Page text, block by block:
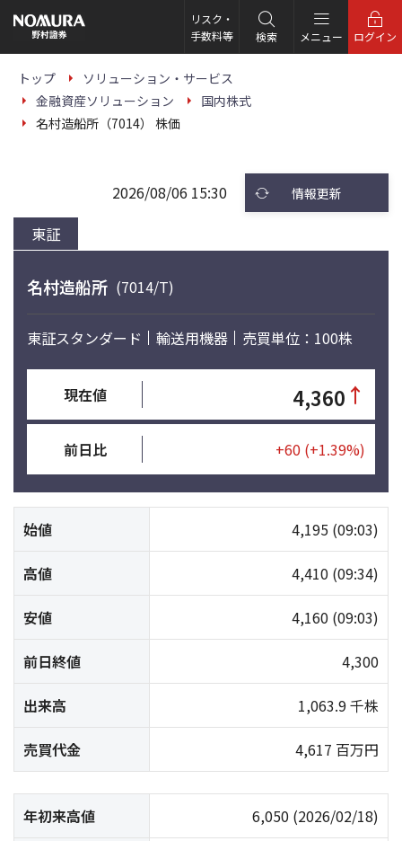
の
ー
リスク・
手数料等
検索 メニュー ログイン
トップ
ソリューション・サービス
金融資産ソリューション
国内株式
名村造船所（7014） 株価
東証
2026/08/06 15:30 情報更新
名村造船所 (7014/T)
東証スタンダード 輸送用機器 売買単位：100株
現在値 4,360 ↑
前日比 +60 (+1.39%)
始値 4,195 (09:03)
高値 4,410 (09:34)
安値 4,160 (09:03)
前日終値 4,300
出来高 1,063.9 千株
売買代金 4,617 百万円
年初来高値 6,050 (2026/02/18)